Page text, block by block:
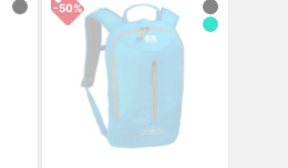
-50%